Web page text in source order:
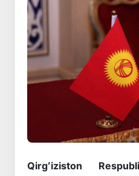
Qirgʻiziston